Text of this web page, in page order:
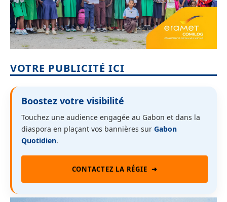
VOTRE PUBLICITÉ ICI
Boostez votre visibilité
Touchez une audience engagée au Gabon et dans la
diaspora en plaçant vos bannières sur Gabon
Quotidien.
CONTACTEZ LA RÉGIE ➜